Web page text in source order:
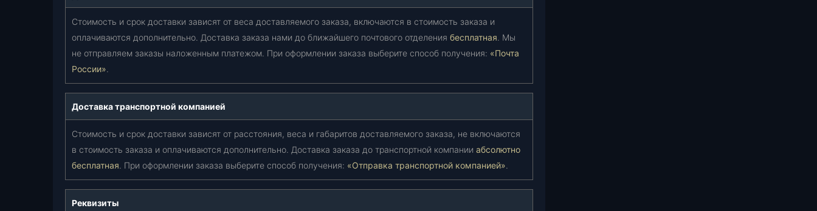
с
т
о
Б
С
)
Р
З
Стоимость и срок доставки зависят от веса доставляемого заказа, включаются в стоимость заказа и
оплачиваются дополнительно. Доставка заказа нами до ближайшего почтового отделения бесплатная. Мы
не отправляем заказы наложенным платежом. При оформлении заказа выберите способ получения: «Почта
России».
Доставка транспортной компанией
Стоимость и срок доставки зависят от расстояния, веса и габаритов доставляемого заказа, не включаются
в стоимость заказа и оплачиваются дополнительно. Доставка заказа до транспортной компании абсолютно
бесплатная. При оформлении заказа выберите способ получения: «Отправка транспортной компанией».
Реквизиты